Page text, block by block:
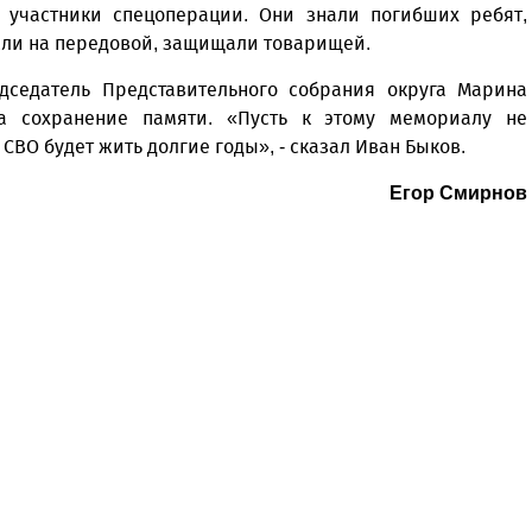
спецоперации. Они знали погибших ребят,
на передовой, защищали товарищей.
Представительного собрания округа Марина
сохранение памяти. «Пусть к этому мемориалу не
будет жить долгие годы», - сказал Иван Быков.
Егор Смирнов